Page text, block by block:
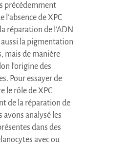
précédemment
l’absence deXPC
réparation de l’ADN
la pigmentation
mais de manière
l’origine des
Pour essayer de
le rôle deXPC
de la réparation de
avons analysé les
dans des
avec ou